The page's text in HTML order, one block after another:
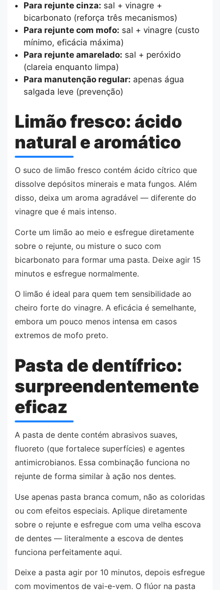
Para rejunte cinza: sal + vinagre +
bicarbonato (reforça três mecanismos)
Para rejunte com mofo: sal + vinagre (custo
mínimo, eficácia máxima)
Para rejunte amarelado: sal + peróxido
(clareia enquanto limpa)
Para manutenção regular: apenas água
salgada leve (prevenção)
Limão fresco: ácido
natural e aromático
O suco de limão fresco contém ácido cítrico que
dissolve depósitos minerais e mata fungos. Além
disso, deixa um aroma agradável — diferente do
vinagre que é mais intenso.
Corte um limão ao meio e esfregue diretamente
sobre o rejunte, ou misture o suco com
bicarbonato para formar uma pasta. Deixe agir 15
minutos e esfregue normalmente.
O limão é ideal para quem tem sensibilidade ao
cheiro forte do vinagre. A eficácia é semelhante,
embora um pouco menos intensa em casos
extremos de mofo preto.
Pasta de dentífrico:
surpreendentemente
eficaz
A pasta de dente contém abrasivos suaves,
fluoreto (que fortalece superfícies) e agentes
antimicrobianos. Essa combinação funciona no
rejunte de forma similar à ação nos dentes.
Use apenas pasta branca comum, não as coloridas
ou com efeitos especiais. Aplique diretamente
sobre o rejunte e esfregue com uma velha escova
de dentes — literalmente a escova de dentes
funciona perfeitamente aqui.
Deixe a pasta agir por 10 minutos, depois esfregue
com movimentos de vai-e-vem. O flúor na pasta